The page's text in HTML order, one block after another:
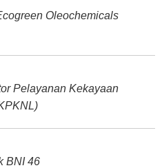
Oleochemicals
Pelayanan Kekayaan
BNI 46